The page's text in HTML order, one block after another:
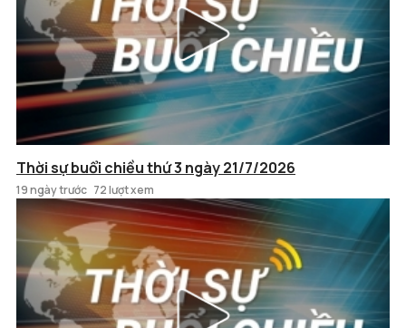
Thời sự buổi chiều thứ 3 ngày 21/7/2026
19 ngày trước 72 lượt xem